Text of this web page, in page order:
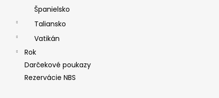
Španielsko
Taliansko
Vatikán
Rok
Darčekové poukazy
Rezervácie NBS